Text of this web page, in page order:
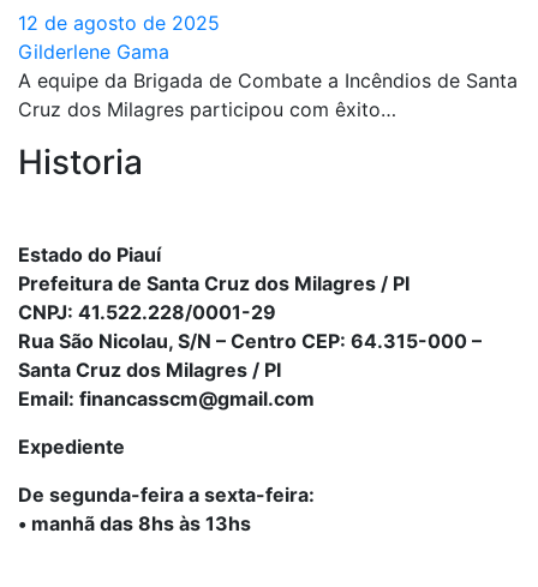
12 de agosto de 2025
Gilderlene Gama
A equipe da Brigada de Combate a Incêndios de Santa
Cruz dos Milagres participou com êxito…
Historia
Estado do Piauí
Prefeitura de Santa Cruz dos Milagres / PI
CNPJ: 41.522.228/0001-29
Rua São Nicolau, S/N – Centro CEP: 64.315-000 –
Santa Cruz dos Milagres / PI
Email: financasscm@gmail.com
Expediente
De segunda-feira a sexta-feira:
• manhã das 8hs às 13hs